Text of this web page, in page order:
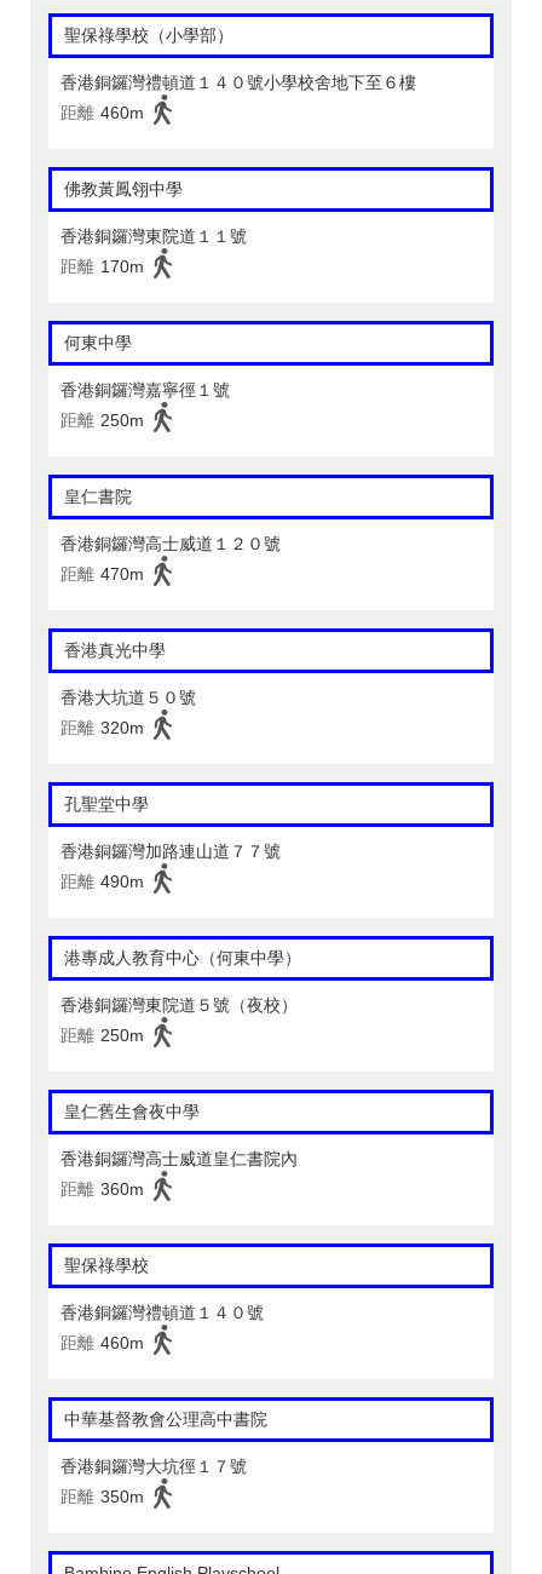
聖保祿學校（小學部）
香港銅鑼灣禮頓道１４０號小學校舍地下至６樓
距離 460m
佛教黃鳳翎中學
香港銅鑼灣東院道１１號
距離 170m
何東中學
香港銅鑼灣嘉寧徑１號
距離 250m
皇仁書院
香港銅鑼灣高士威道１２０號
距離 470m
香港真光中學
香港大坑道５０號
距離 320m
孔聖堂中學
香港銅鑼灣加路連山道７７號
距離 490m
港專成人教育中心（何東中學）
香港銅鑼灣東院道５號（夜校）
距離 250m
皇仁舊生會夜中學
香港銅鑼灣高士威道皇仁書院內
距離 360m
聖保祿學校
香港銅鑼灣禮頓道１４０號
距離 460m
中華基督教會公理高中書院
香港銅鑼灣大坑徑１７號
距離 350m